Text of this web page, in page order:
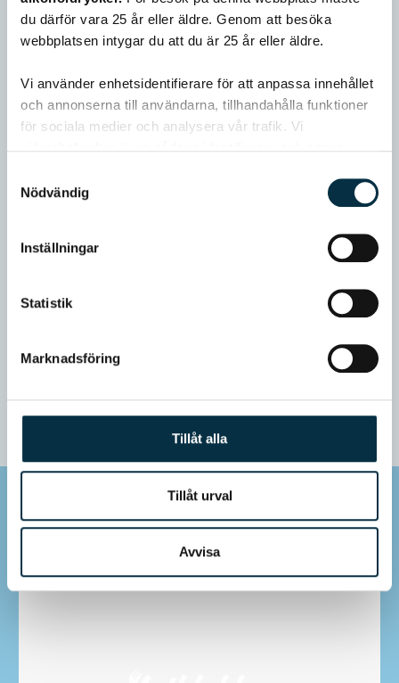
du därför vara 25 år eller äldre. Genom att besöka
webbplatsen intygar du att du är 25 år eller äldre.
Vi använder enhetsidentifierare för att anpassa innehållet
och annonserna till användarna, tillhandahålla funktioner
för sociala medier och analysera vår trafik. Vi
annons- och analysföretag som vi samarbetar med.
Dessa kan i sin tur kombinera informationen med annan
information som du har tillhandahållit eller som de har
samlat in när du har använt deras tjänster.
Nödvändig
Inställningar
Statistik
Marknadsföring
Tillåt alla
Tillåt urval
Avvisa
Mer inspiration